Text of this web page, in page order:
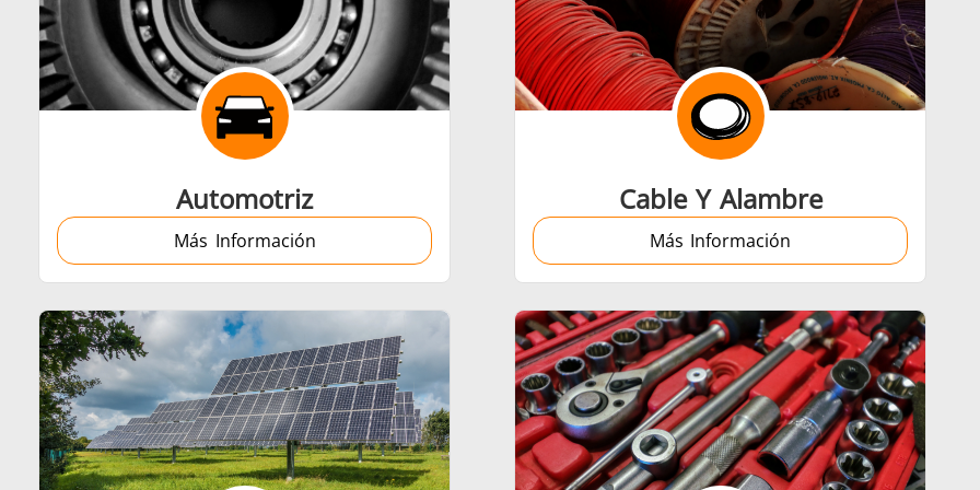
Generadores Centrales de Control Accesorios
de calentamiento Bobinas de Inducción
Automotriz
Más Información
Cable Y Alambre
Más Información